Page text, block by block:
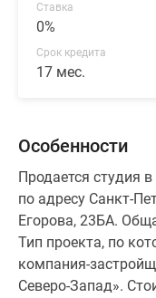
Ставка
0%
Срок кредита
17 мес.
Особенности
Продается студия
по адресу Санкт-
Егорова, 23БА.
Тип проекта, по
компания-
Северо-Запад».